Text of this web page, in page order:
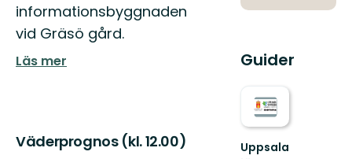
informationsbyggnaden
vid Gräsö gård.
Läs mer
Väderprognos (kl. 12.00)
Guider
Uppsala